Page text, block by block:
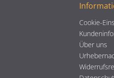
Cookie-
Über uns